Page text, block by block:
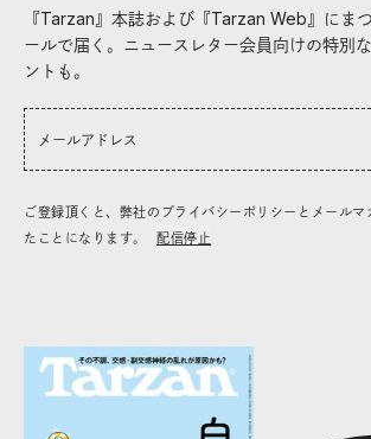
『Tarzan』本誌および『Tarzan Web』にま
ールで届く。ニュースレター会員向けの特別
ントも。
ご登録頂くと、弊社のプライバシーポリシーとメール
たことになります。
配信停止